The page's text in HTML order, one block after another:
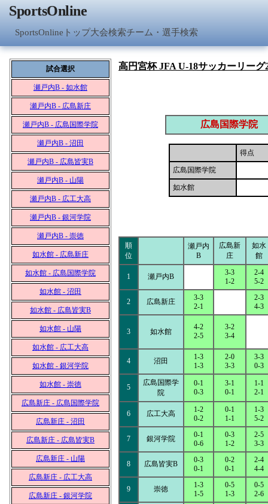
SportsOnline
SportsOnlineトップ大会検索チーム・選手検索
試合選択
瀬戸内B - 如水館
瀬戸内B - 広島新庄
瀬戸内B - 広島国際学院
瀬戸内B - 沼田
瀬戸内B - 広島皆実B
瀬戸内B - 山陽
瀬戸内B - 広工大高
瀬戸内B - 銀河学院
瀬戸内B - 崇徳
如水館 - 広島新庄
如水館 - 広島国際学院
如水館 - 沼田
如水館 - 広島皆実B
如水館 - 山陽
如水館 - 広工大高
如水館 - 銀河学院
如水館 - 崇徳
広島新庄 - 広島国際学院
広島新庄 - 沼田
広島新庄 - 広島皆実B
広島新庄 - 山陽
広島新庄 - 広工大高
広島新庄 - 銀河学院
高円宮杯 JFA U-18サッカーリーグ
広島国際学院
得点
広島国際学院
如水館
順
位
瀬戸内
B
広島新
庄
如水
館
1 瀬戸内B
3-3
1-2
2-4
5-2
2 広島新庄
3-3
2-1
2-3
4-3
3 如水館
4-2
2-5
3-2
3-4
4 沼田
1-3
1-3
2-0
3-3
3-3
0-3
5
広島国際学
院
0-1
0-3
3-1
0-1
1-1
2-1
6 広工大高
1-2
0-2
0-1
1-1
1-3
5-2
7 銀河学院
0-1
0-6
0-3
1-2
2-5
3-3
8 広島皆実B
0-3
0-1
0-2
0-1
2-4
4-4
9 崇徳
1-3
1-5
0-5
1-3
0-5
2-6